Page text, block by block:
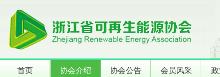
首页 协会介绍 协会公告 会员风采